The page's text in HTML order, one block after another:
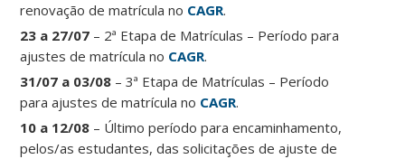
renovação de matrícula no CAGR.
23 a 27/07 – 2ª Etapa de Matrículas – Período para
ajustes de matrícula no CAGR.
31/07 a 03/08 – 3ª Etapa de Matrículas – Período
para ajustes de matrícula no CAGR.
10 a 12/08 – Último período para encaminhamento,
pelos/as estudantes, das solicitações de ajuste de